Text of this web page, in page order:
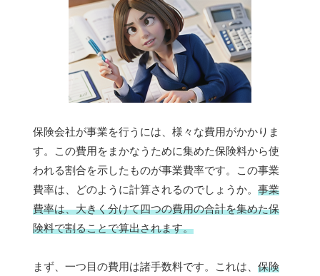
保険会社が事業を行うには、様々な費用がかかりま
す。この費用をまかなうために集めた保険料から使
われる割合を示したものが事業費率です。この事業
費率は、どのように計算されるのでしょうか。 事業
費率は、大きく分けて四つの費用の合計を集めた保
険料で割ることで算出されます。
まず、一つ目の費用は諸手数料です。これは、 保険